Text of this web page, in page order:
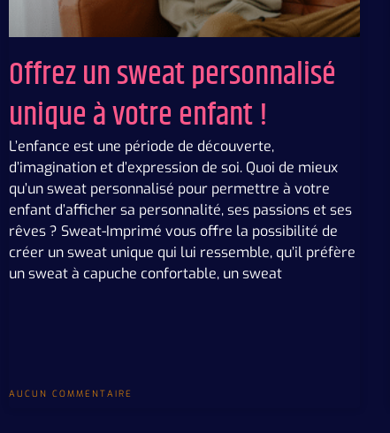
Offrez un sweat personnalisé
unique à votre enfant !
L’enfance est une période de découverte,
d’imagination et d’expression de soi. Quoi de mieux
qu’un sweat personnalisé pour permettre à votre
enfant d’afficher sa personnalité, ses passions et ses
rêves ? Sweat-Imprimé vous offre la possibilité de
créer un sweat unique qui lui ressemble, qu’il préfère
un sweat à capuche confortable, un sweat
AUCUN COMMENTAIRE